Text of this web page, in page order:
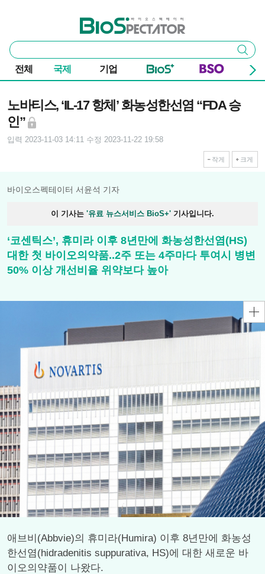
바이오스펙테이터
통
합
검
색
검색
전체 국제 기업
노바티스, ‘IL-17 항체’ 화농성한선염 “FDA 승
인”
입력 2023-11-03 14:11 수정 2023-11-22 19:58
작게 크게
바이오스펙테이터 서윤석 기자
이 기사는 '유료 뉴스서비스 BioS+' 기사입니다.
‘코센틱스’, 휴미라 이후 8년만에 화농성한선염(HS)
대한 첫 바이오의약품..2주 또는 4주마다 투여시 병변
50% 이상 개선비율 위약보다 높아
애브비(Abbvie)의 휴미라(Humira) 이후 8년만에 화농성
한선염(hidradenitis suppurativa, HS)에 대한 새로운 바
이오의약품이 나왔다.